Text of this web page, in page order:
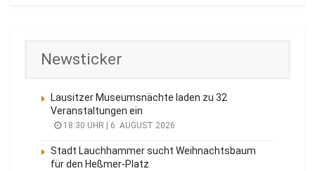
Newsticker
Lausitzer Museumsnächte laden zu 32
Veranstaltungen ein
18:30 UHR | 6. AUGUST 2026
Stadt Lauchhammer sucht Weihnachtsbaum
für den Heßmer-Platz